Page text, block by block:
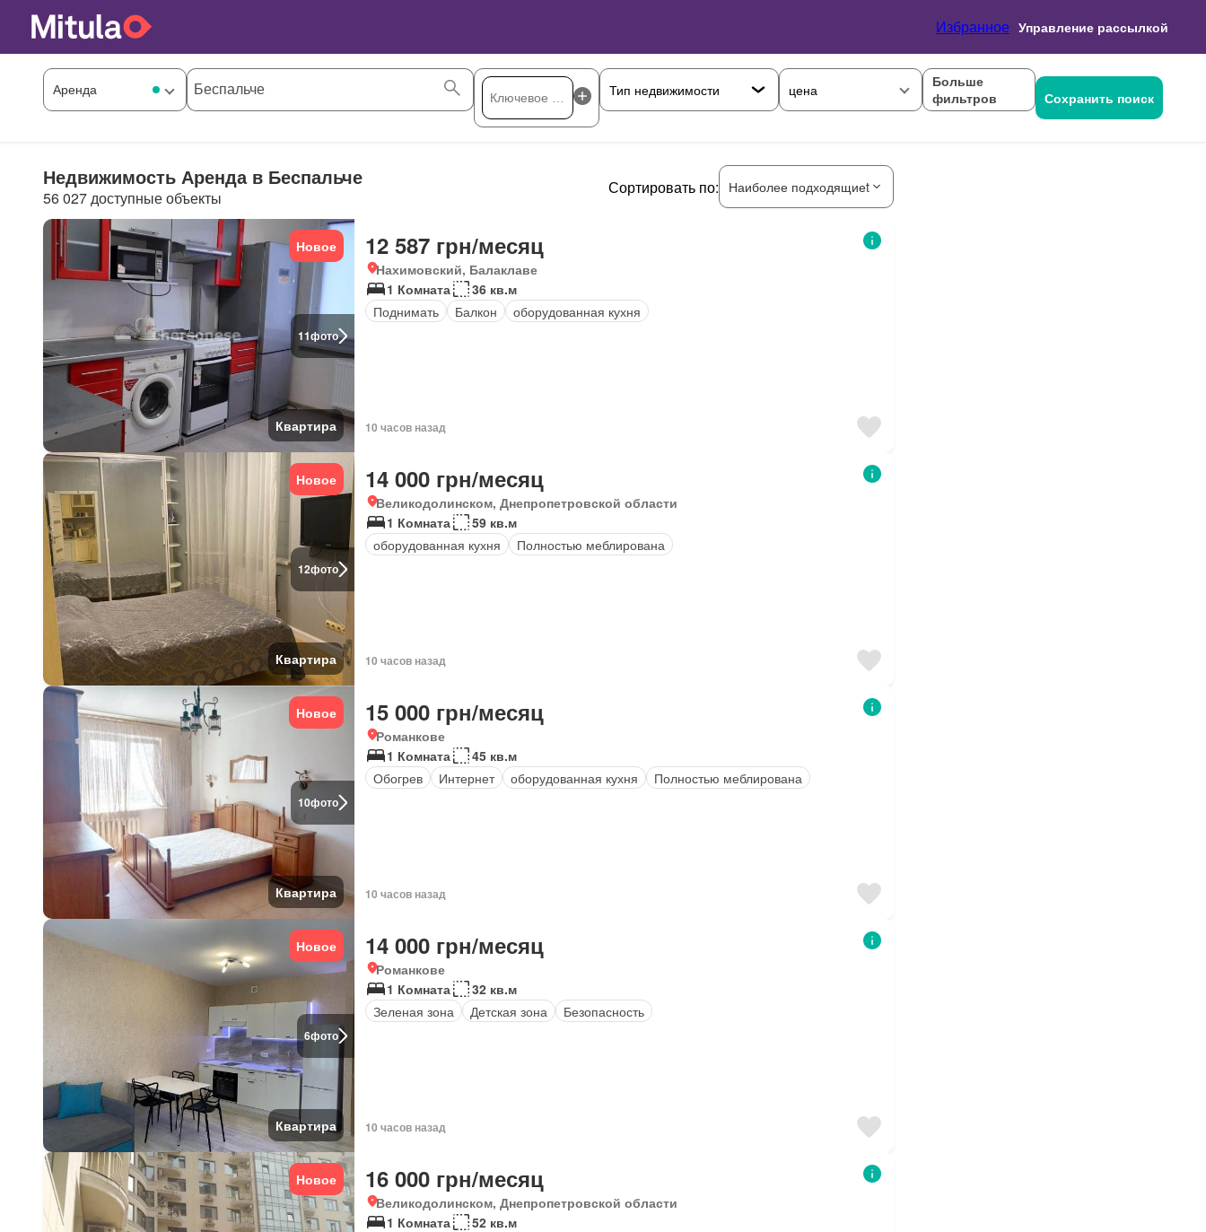
Избранное Управление рассылкой
цена
Больше
фильтров
Сохранить поиск
Недвижимость Аренда в Беспальче
56 027 доступные объекты
Сортировать по: Наиболее подходящиеt
11фото
Новое
Квартира
12 587 грн/месяц
Нахимовский, Балаклаве
1 Комната
36 кв.м
Поднимать
Балкон оборудованная кухня
10 часов назад
12фото
Новое
Квартира
14 000 грн/месяц
Великодолинском, Днепропетровской области
1 Комната
59 кв.м
оборудованная кухня
Полностью меблирована
10 часов назад
10фото
Новое
Квартира
15 000 грн/месяц
Романкове
1 Комната
45 кв.м
Обогрев
Интернет оборудованная кухня Полностью меблирована
10 часов назад
6фото
Новое
Квартира
14 000 грн/месяц
Романкове
1 Комната
32 кв.м
Зеленая зона
Детская зона Безопасность
10 часов назад
Новое 16 000 грн/месяц
Великодолинском, Днепропетровской области
1 Комната
52 кв.м